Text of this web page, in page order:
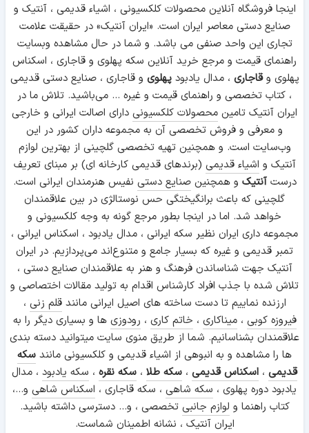
اینجا فروشگاه آنلاین محصولات کلکسیونی ، اشیاء قدیمی ، آنتیک و
صنایع دستی معاصر ایران است. «ایران آنتیک» در حقیقت علامت
تجاری این واحد صنفی می باشد. و شما در حال مشاهده وبسایت
راهنمای قیمت و مرجع خرید آنلاین سکه پهلوی و قاجاری ، اسکناس
پهلوی وقاجاری ، مدال یادبودپهلوی و قاجاری ، صنایع دستی قدیمی
، کتاب تخصصی و راهنمای قیمت و غیره ... می‌باشید. تلاش ما در
ایران آنتیک تامین محصولات کلکسیونی دارای اصالت ایرانی و خارجی
و معرفی و فروش تخصصی آن به مجموعه داران کشور در این
وب‌سایت است. و همچنین تهیه تخصصی گلچینی از بهترین لوازم
آنتیک و اشیاء قدیمی (برندهای قدیمی کارخانه ای) بر مبنای تعریف
درستآنتیک و همچنینصنایع دستی نفیس هنرمندان ایرانی است.
گلچینی که باعث برانگیختگی حس نوستالژی در بین علاقمندان
خواهد شد. اما در اینجا بطور مرجع گونه به وجه کلکسیونی و
مجموعه داری ایران نظیر سکه ایرانی ، مدال یادبود ، اسکناس ایرانی ،
تمبر قدیمی و غیره که بسیار جامع و متنوع‌اند می‌پردازیم. در ایران
آنتیک جهت شناساندن فرهنگ و هنر به علاقمندان صنایع دستی ،
تلاش شده با جذب افراد کارشناس اقدام به تولید مقالات اختصاصی و
ارزنده نماییم تا دست ساخته های اصیل ایرانی مانندقلم زنی ،
فیروزه کوبی ،میناکاری ، خاتم کاری ، رودوزی ها و بسیاری دیگر را به
علاقمندان بشناسانیم. شما از طریق منوی سایت میتوانید دسته بندی
ها را مشاهده و به انبوهی از اشیاء قدیمی و کلکسیونی مانند سکه
قدیمی ، اسکناس قدیمی ، سکه طلا ، سکه نقره ، سکه یادبود ، مدال
یادبود دوره پهلوی ، سکه شاهی ، سکه قاجاری ، اسکناس شاهی و...،
کتاب راهنما و لوازم جانبی تخصصی ، و... دسترسی داشته باشید.
ایران آنتیک ، نشانه اطمینان شماست.